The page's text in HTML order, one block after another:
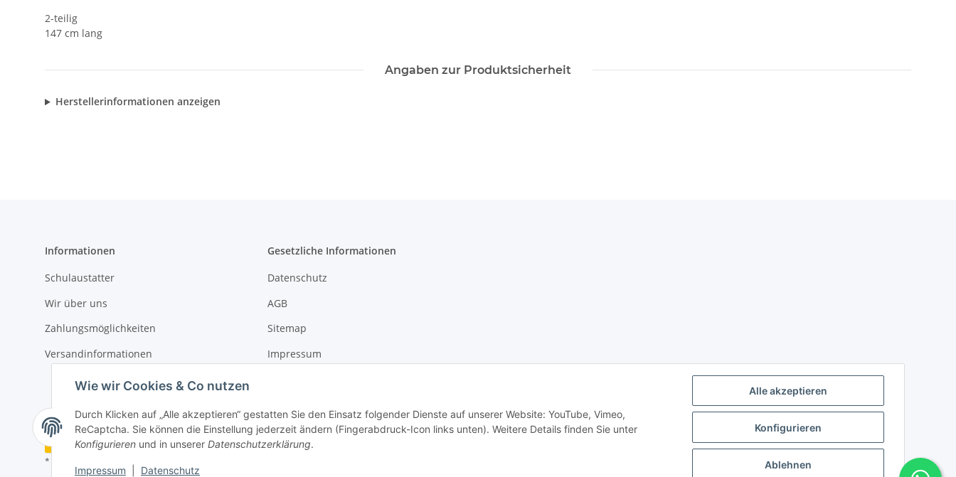
Alle akzeptieren
Konfigurieren
Ablehnen
Wie wir Cookies & Co nutzen
Durch Klicken auf „Alle akzeptieren“ gestatten Sie den Einsatz folgender Dienste auf unserer Website: YouTube, Vimeo,
ReCaptcha. Sie können die Einstellung jederzeit ändern (Fingerabdruck-Icon links unten). Weitere Details finden Sie unter
Konfigurieren und in unserer Datenschutzerklärung.
Impressum Datenschutz
2-teilig
147 cm lang
Angaben zur Produktsicherheit
Herstellerinformationen anzeigen
Informationen
Schulaustatter
Wir über uns
Zahlungsmöglichkeiten
Versandinformationen
Gesetzliche Informationen
Datenschutz
AGB
Sitemap
Impressum
Vertrag widerrufen
* Alle Preise inkl. gesetzlicher USt., zzgl.